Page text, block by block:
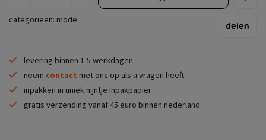
categorieën: mode
delen
levering binnen 1-5 werkdagen
neem contact met ons op als u vragen heeft
inpakken in uniek nijntje inpakpapier
gratis verzending vanaf 45 euro binnen nederland